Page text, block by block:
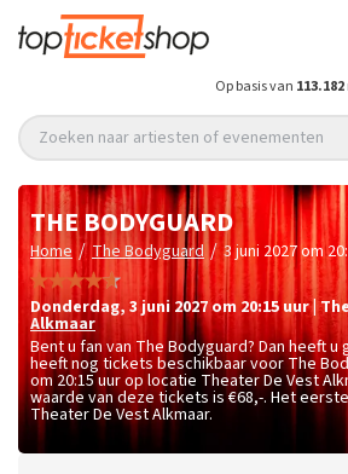
Op basis van 113.182
Zoeken naar artiesten of evenementen
THE BODYGUARD
Home / The Bodyguard / 3 juni 2027 om
donderdag, 3 juni 2027 om 20:15 uur |
Alkmaar
Bent u fan van The Bodyguard? Dan heeft
heeft nog tickets beschikbaar voor The
om 20:15 uur op locatie Theater De Vest
waarde van deze tickets is€68,-. Het
Theater De Vest Alkmaar.